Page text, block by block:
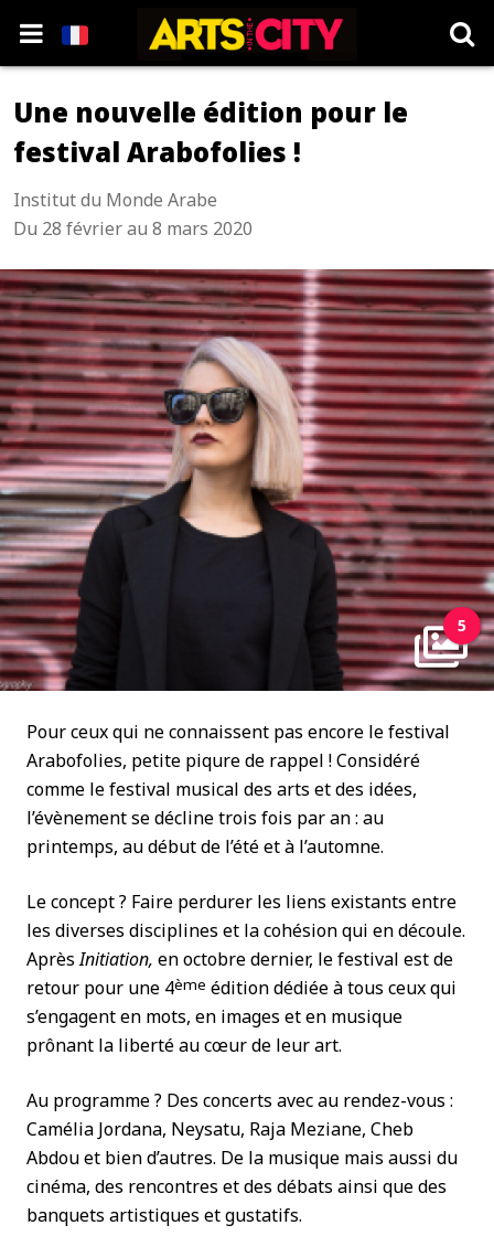
Une nouvelle édition pour le
festival Arabofolies !
Institut du Monde Arabe
Du 28 février au 8 mars 2020
5
Pour ceux qui ne connaissent pas encore le festival
Arabofolies, petite piqure de rappel ! Considéré
comme le festival musical des arts et des idées,
l’évènement se décline trois fois par an : au
printemps, au début de l’été et à l’automne.
Le concept ? Faire perdurer les liens existants entre
les diverses disciplines et la cohésion qui en découle.
AprèsInitiation, en octobre dernier, le festival est de
retour pour une 4ème édition dédiée à tous ceux qui
s’engagent en mots, en images et en musique
prônant la liberté au cœur de leur art.
Au programme ? Des concerts avec au rendez-vous :
Camélia Jordana, Neysatu, Raja Meziane, Cheb
Abdou et bien d’autres. De la musique mais aussi du
cinéma, des rencontres et des débats ainsi que des
banquets artistiques et gustatifs.